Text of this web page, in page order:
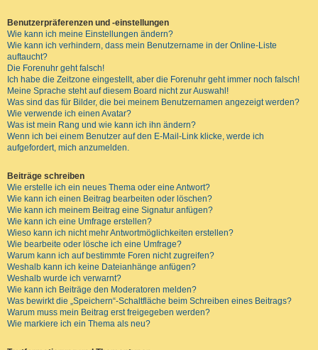
Benutzerpräferenzen und -einstellungen
Wie kann ich meine Einstellungen ändern?
Wie kann ich verhindern, dass mein Benutzername in der Online-Liste
auftaucht?
Die Forenuhr geht falsch!
Ich habe die Zeitzone eingestellt, aber die Forenuhr geht immer noch falsch!
Meine Sprache steht auf diesem Board nicht zur Auswahl!
Was sind das für Bilder, die bei meinem Benutzernamen angezeigt werden?
Wie verwende ich einen Avatar?
Was ist mein Rang und wie kann ich ihn ändern?
Wenn ich bei einem Benutzer auf den E-Mail-Link klicke, werde ich
aufgefordert, mich anzumelden.
Beiträge schreiben
Wie erstelle ich ein neues Thema oder eine Antwort?
Wie kann ich einen Beitrag bearbeiten oder löschen?
Wie kann ich meinem Beitrag eine Signatur anfügen?
Wie kann ich eine Umfrage erstellen?
Wieso kann ich nicht mehr Antwortmöglichkeiten erstellen?
Wie bearbeite oder lösche ich eine Umfrage?
Warum kann ich auf bestimmte Foren nicht zugreifen?
Weshalb kann ich keine Dateianhänge anfügen?
Weshalb wurde ich verwarnt?
Wie kann ich Beiträge den Moderatoren melden?
Was bewirkt die „Speichern“-Schaltfläche beim Schreiben eines Beitrags?
Warum muss mein Beitrag erst freigegeben werden?
Wie markiere ich ein Thema als neu?